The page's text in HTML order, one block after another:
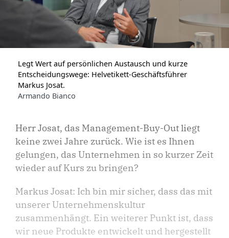
Legt Wert auf persönlichen Austausch und kurze
Entscheidungswege: Helvetikett-Geschäftsführer
Markus Josat.
Armando Bianco
Herr Josat, das Management-Buy-Out liegt
keine zwei Jahre zurück. Wie ist es Ihnen
gelungen, das Unternehmen in so kurzer Zeit
wieder auf Kurs zu bringen?
Markus Josat: Ich bin mir sicher, dass das mit
unserer Unternehmenskultur
zusammenhängt. Ein weiterer Punkt ist, dass
wir neue Produkte entwickelt und hergestellt